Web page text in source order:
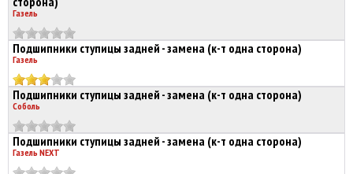
Газель
Подшипники ступицы задней - замена (к-т одна сторона)
Газель
Подшипники ступицы задней - замена (к-т одна сторона)
Соболь
Подшипники ступицы задней - замена (к-т одна сторона)
Газель NEXT